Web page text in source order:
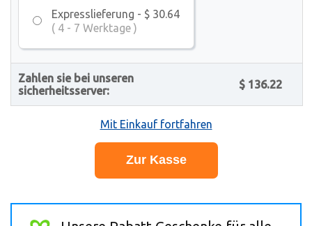
Expresslieferung - $ 30.64
( 4 - 7 Werktage )
Zahlen sie bei unseren
sicherheitsserver:
$ 136.22
Mit Einkauf fortfahren